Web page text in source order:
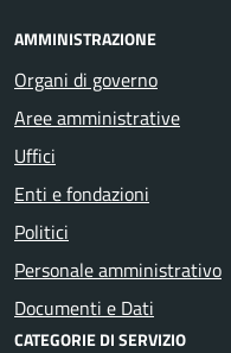
AMMINISTRAZIONE
Organi di governo
Aree amministrative
Uffici
Enti e fondazioni
Politici
Personale amministrativo
Documenti e Dati
CATEGORIE DI SERVIZIO